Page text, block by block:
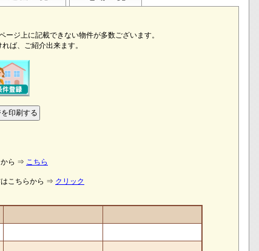
ジ上に記載できない物件が多数ございます。
ば、ご紹介出来ます。
から ⇒ こちら
こちらから ⇒ クリック